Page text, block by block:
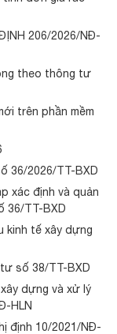
206/2026/NĐ-
theo thông tư
trên phần mềm
36/2026/TT-BXD
xác định và quản
36/TT-BXD
kinh tế xây dựng
số 38/TT-BXD
dựng và xử lý
HLN
định 10/2021/NĐ-